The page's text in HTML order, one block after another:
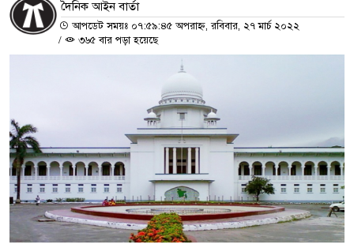
দৈনিক আইন বার্তা
আপডেট সময়ঃ ০৭:৫৯:৪৫ অপরাহ্ন, রবিবার, ২৭ মার্চ ২০২২
/
৩৬৫ বার পড়া হয়েছে